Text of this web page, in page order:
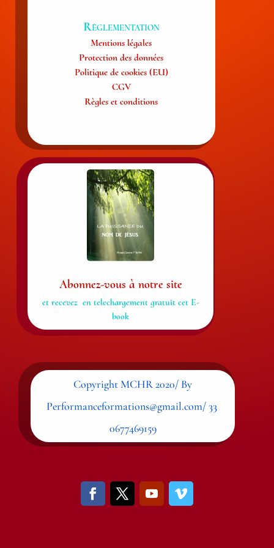
Règlementation
Mentions légales
Protection des données
Politique de cookies (EU)
CGV
Règles et conditions
Abonnez-vous à notre site
et recevez en telechargement gratuit cet E-
book
Copyright MCHR 2020/ By
Performanceformations@gmail.com/ 33
0677469159